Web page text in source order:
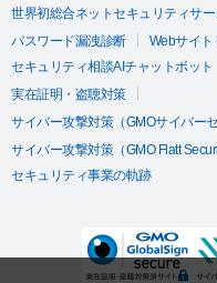
世界初総合ネットセキュリティサー
パスワード漏洩診断
Webサイ
セキュリティ相談AIチャットボット
実在証明・盗聴対策
サイバー攻撃対策（GMOサイバー
サイバー攻撃対策（GMO Flatt
セキュリティ事業の軌跡